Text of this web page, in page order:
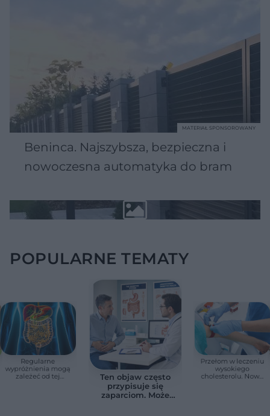
Beninca. Najszybsza, bezpieczna i
nowoczesna automatyka do bram
MATERIAŁ SPONSOROWANY
POPULARNE TEMATY
Regularne
wypróżnienia mogą
zależeć od tej
Ten objaw często
przypisuje się
zaparciom. Może
Przełom w leczeniu
wysokiego
cholesterolu. Nowa